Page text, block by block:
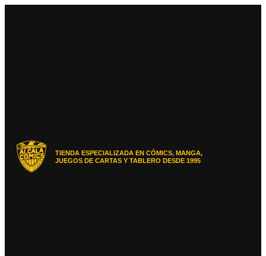
TIENDA ESPECIALIZADA EN CÓMICS, MANGA,
JUEGOS DE CARTAS Y TABLERO DESDE 1995